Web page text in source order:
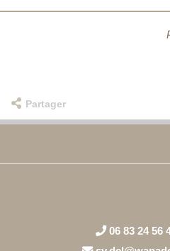
Partager
06 83 24 56